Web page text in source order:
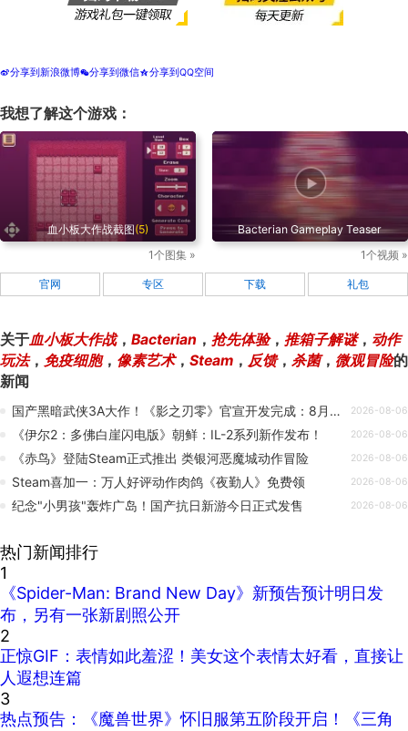
t分享到新浪微博w分享到微信z分享到QQ空间
我想了解这个游戏：
血小板大作战截图(5)
1个图集 »
Bacterian Gameplay Teaser
1个视频 »
官网 专区 下载 礼包
关于血小板大作战， Bacterian ， 抢先体验， 推箱子解谜， 动作
玩法， 免疫细胞， 像素艺术， Steam ， 反馈， 杀菌， 微观冒险的
新闻
国产黑暗武侠3A大作！《影之刃零》官宣开发完成：8月12日全平台预售 2026-08-06
《伊尔2：多佛白崖闪电版》朝鲜：IL-2系列新作发布！ 2026-08-06
《赤鸟》登陆Steam正式推出 类银河恶魔城动作冒险 2026-08-06
Steam喜加一：万人好评动作肉鸽《夜勤人》免费领 2026-08-06
纪念"小男孩"轰炸广岛！国产抗日新游今日正式发售 2026-08-06
热门新闻排行
1
《Spider-Man: Brand New Day》新预告预计明日发
布，另有一张新剧照公开
2
正惊GIF：表情如此羞涩！美女这个表情太好看，直接让
人遐想连篇
3
热点预告：《魔兽世界》怀旧服第五阶段开启！《三角